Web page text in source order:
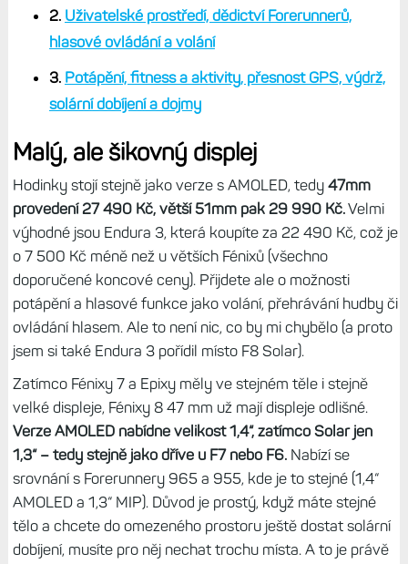
2. Uživatelské prostředí, dědictví Forerunnerů,
hlasové ovládání a volání
3. Potápění, fitness a aktivity, přesnost GPS, výdrž,
solární dobíjení a dojmy
Malý, ale šikovný displej
Hodinky stojí stejně jako verze s AMOLED, tedy 47mm
provedení 27 490 Kč, větší 51mm pak 29 990 Kč.Velmi
výhodné jsou Endura 3, která koupíte za 22 490 Kč, což je
o 7 500 Kč méně než u větších Fénixů (všechno
doporučené koncové ceny). Přijdete ale o možnosti
potápění a hlasové funkce jako volání, přehrávání hudby či
ovládání hlasem. Ale to není nic, co by mi chybělo (a proto
jsem si také Endura 3 pořídil místo F8 Solar).
Zatímco Fénixy 7 a Epixy měly ve stejném těle i stejně
velké displeje, Fénixy 8 47 mm už mají displeje odlišné.
Verze AMOLED nabídne velikost 1,4“, zatímco Solar jen
1,3“ – tedy stejně jako dříve u F7 nebo F6.Nabízí se
srovnání s Forerunnery 965 a 955, kde je to stejné (1,4“
AMOLED a 1,3“ MIP). Důvod je prostý, když máte stejné
tělo a chcete do omezeného prostoru ještě dostat solární
dobíjení, musíte pro něj nechat trochu místa. A to je právě